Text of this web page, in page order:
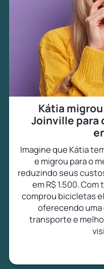
Kátia
Joinville para
Imagine que Kátia
e migrou para o
reduzindo seus
em R$ 1.500.
comprou bicicletas
oferecendo
transporte e